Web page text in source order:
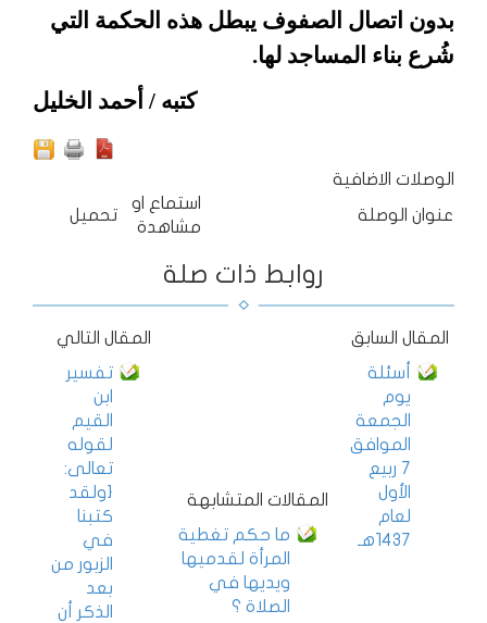
بدون اتصال الصفوف يبطل هذه الحكمة التي
شُرع بناء المساجد لها.
كتبه / أحمد الخليل
الوصلات الاضافية
عنوان الوصلة
استماع او
مشاهدة
تحميل
روابط ذات صلة
المقال السابق
أسئلة
يوم
الجمعة
الموافق
7 ربيع
الأول
لعام
1437هـ
المقالات المتشابهة
ما حكم تغطية
المرأة لقدميها
ويديها في
الصلاة ؟
المقال التالي
تفسير
ابن
القيم
لقوله
تعالى:
{ولقد
كتبنا
في
الزبور من
بعد
الذكر أن